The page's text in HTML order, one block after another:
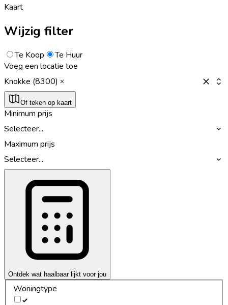
Kaart
Wijzig filter
Te Koop
Te Huur
Voeg een locatie toe
Knokke (8300)
Of teken op kaart
Minimum prijs
Selecteer...
Maximum prijs
Selecteer...
Ontdek wat haalbaar lijkt voor jou
Woningtype